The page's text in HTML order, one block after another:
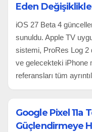
Eden
iOS 27 Beta 4
sunuldu. Apple TV
sistemi, ProRes Log 2
ve gelecekteki iPhone
referansları tüm
Google Pixel 11a
Güçlendirmeye